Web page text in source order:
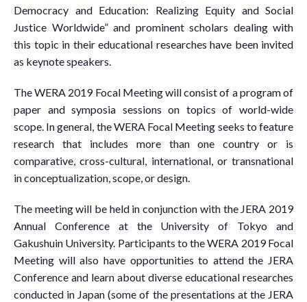
Democracy and Education: Realizing Equity and Social
Justice Worldwide” and prominent scholars dealing with
this topic in their educational researches have been invited
as keynote speakers.
The WERA 2019 Focal Meeting will consist of a program of
paper and symposia sessions on topics of world-wide
scope. In general, the WERA Focal Meeting seeks to feature
research that includes more than one country or is
comparative, cross-cultural, international, or transnational
in conceptualization, scope, or design.
The meeting will be held in conjunction with the JERA 2019
Annual Conference at the University of Tokyo and
Gakushuin University. Participants to the WERA 2019 Focal
Meeting will also have opportunities to attend the JERA
Conference and learn about diverse educational researches
conducted in Japan (some of the presentations at the JERA